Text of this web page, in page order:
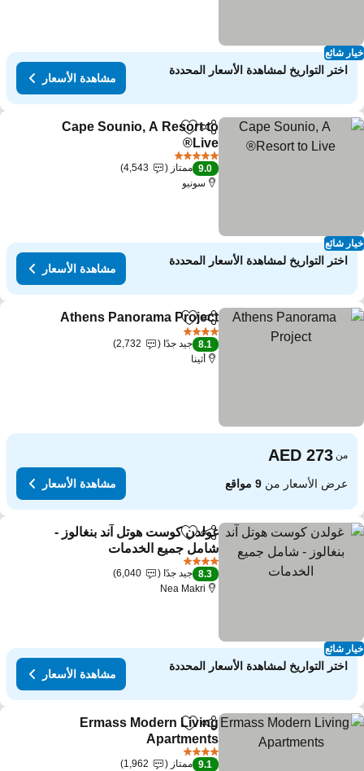
شائع
اختر التواريخ لمشاهدة الأسعار المحددة
مشاهدة الأسعار
شائع
مشاركةAdd to favorites
Cape Sounio, A Resort to
Live®
مشاهدة الأسعار
9.0 ممتاز
4,543
سونيو
اختر التواريخ لمشاهدة الأسعار المحددة
مشاهدة الأسعار
مشاركةAdd to favorites
Athens Panorama Project
8.1 جيد جدًا
2,732
أثينا
من
عرض الأسعار من9 مواقع مشاهدة الأسعار
شائع
مشاركةAdd to favorites
غولدن كوست هوتل آند بنغالوز -
شامل جميع الخدمات
مشاهدة الأسعار
8.3 جيد جدًا
6,040
Nea Makri
اختر التواريخ لمشاهدة الأسعار المحددة
مشاهدة الأسعار
مشاركةAdd to favorites
Ermass Modern Living
Apartments
مشاهدة الأسعار
9.1 ممتاز
1,962